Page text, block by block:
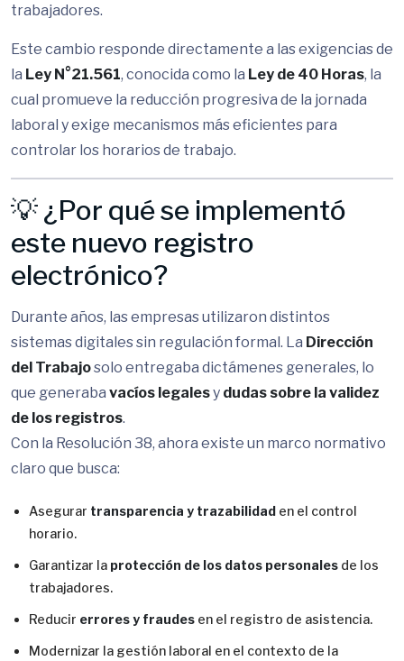
trabajadores.
Este cambio responde directamente a las exigencias de
la Ley N°21.561, conocida como la Ley de 40 Horas, la
cual promueve la reducción progresiva de la jornada
laboral y exige mecanismos más eficientes para
controlar los horarios de trabajo.
💡 ¿Por qué se implementó
este nuevo registro
electrónico?
Durante años, las empresas utilizaron distintos
sistemas digitales sin regulación formal. La Dirección
del Trabajosolo entregaba dictámenes generales, lo
que generaba vacíos legalesy dudas sobre la validez
de los registros.
Con la Resolución 38, ahora existe un marco normativo
claro que busca:
Asegurar transparencia y trazabilidad en el control
horario.
Garantizar la protección de los datos personales de los
trabajadores.
Reducir errores y fraudes en el registro de asistencia.
Modernizar la gestión laboral en el contexto de la